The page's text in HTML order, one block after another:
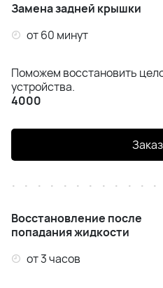
Замена задней крышки
от 60 минут
Поможем восстановить
устройства.
4000
Восстановление после
попадания жидкости
от 3 часов